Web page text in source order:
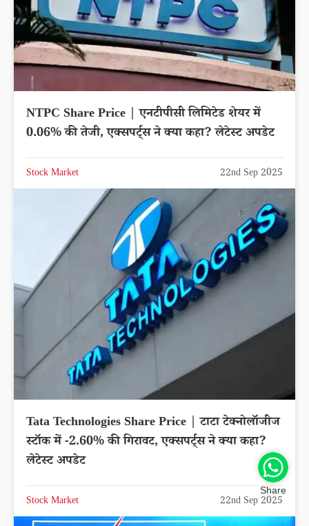
NTPC Share Price | एनटीपीसी लिमिटेड शेयर में
0.06% की तेजी, एक्सपर्ट्स ने क्या कहा? लेटेस्ट अपडेट
Stock Market 22nd Sep 2025
Tata Technologies Share Price | टाटा टेक्नोलॉजीज
स्टॉक में -2.60% की गिरावट, एक्सपर्ट्स ने क्या कहा?
लेटेस्ट अपडेट
Stock Market 22nd Sep 2025
Share